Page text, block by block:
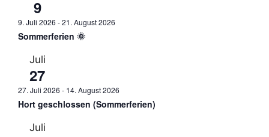
9
9. Juli 2026 -21. August 2026
Sommerferien 🌞
Juli
27
27. Juli 2026 - 14. August 2026
Hort geschlossen (Sommerferien)
Juli